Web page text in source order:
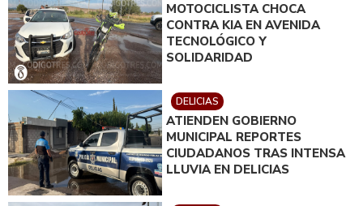
MOTOCICLISTA CHOCA
CONTRA KIA EN AVENIDA
TECNOLÓGICO Y
SOLIDARIDAD
DELICIAS
ATIENDEN GOBIERNO
MUNICIPAL REPORTES
CIUDADANOS TRAS INTENSA
LLUVIA EN DELICIAS